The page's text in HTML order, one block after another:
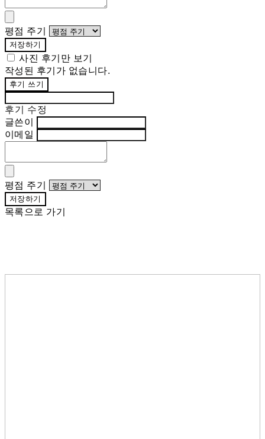
평점 주기
저장하기
사진 후기만 보기
작성된 후기가 없습니다.
후기 쓰기
후기 수정
글쓴이
이메일
평점 주기
저장하기
목록으로 가기